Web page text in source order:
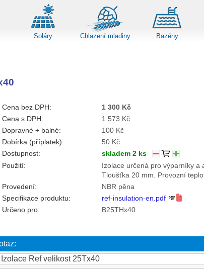
Soláry Chlazení mladiny Bazény
Cena bez DPH:
1 300 Kč
Cena s DPH:
1 573 Kč
Dopravné + balné:
100 Kč
Dobírka (příplatek):
50 Kč
Dostupnost:
skladem 2 ks
Použití:
Izolace určená pro výparníky a
Tloušťka 20 mm. Provozní
Provedení:
NBR pěna
Specifikace produktu:
ref-insulation-en.pdf
Určeno pro:
B25THx40